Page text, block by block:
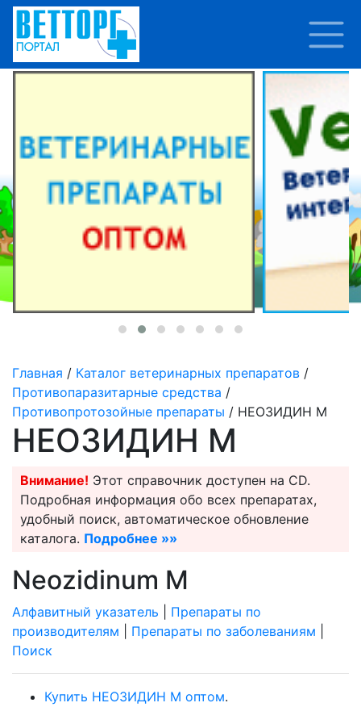
Главная / Каталог ветеринарных препаратов /
Противопаразитарные средства /
Противопротозойные препараты / НЕОЗИДИН М
НЕОЗИДИН М
Внимание! Этот справочник доступен на CD.
Подробная информация обо всех препаратах,
удобный поиск, автоматическое обновление
каталога. Подробнее »»
Neozidinum M
Алфавитный указатель
Препараты по
производителям
Препараты по заболеваниям
Поиск
Купить НЕОЗИДИН М оптом.